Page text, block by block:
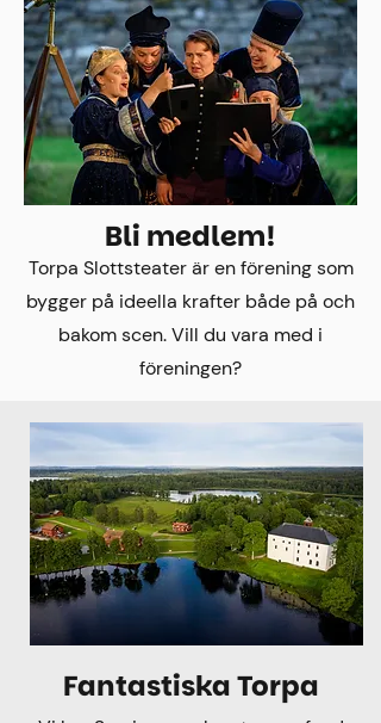
Bli medlem!
Torpa Slottsteater är en förening som
bygger på ideella krafter både på och
bakom scen. Vill du vara med i
föreningen?
Fantastiska Torpa